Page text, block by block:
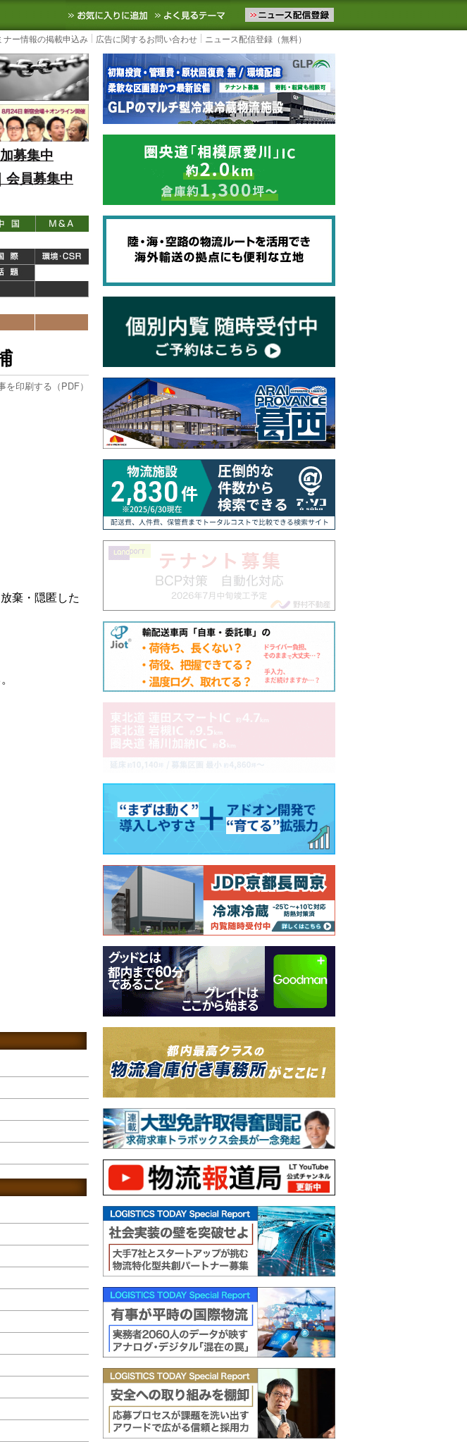
トなど国内外の最新の物流ニュースをお届けします。物流ニュースメール配信を登録す
お気に入りに追加 よく見るテーマ
ナー情報の掲載申込み 広告に関するお問い合わせ ニュース配信登録（無料）
募集中
会員募集中
を印刷する（PDF）
棄・隠匿した